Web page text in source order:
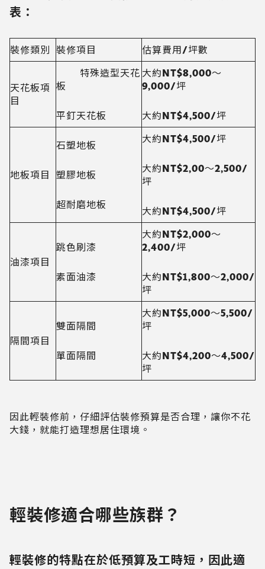
表：
裝修類別 裝修項目 估算費用/坪數
天花板項
目
特殊造型天花
板
平釘天花板
大約NT$8,000～
9,000/坪
大約NT$4,500/坪
地板項目
石塑地板
塑膠地板
超耐磨地板
大約NT$4,500/坪
大約NT$2,00～2,500/
坪
大約NT$4,500/坪
油漆項目
跳色刷漆
素面油漆
大約NT$2,000～
2,400/坪
大約NT$1,800～2,000/
坪
隔間項目
雙面隔間
單面隔間
大約NT$5,000～5,500/
坪
大約NT$4,200～4,500/
坪
因此輕裝修前，仔細評估裝修預算是否合理，讓你不花
大錢，就能打造理想居住環境。
輕裝修適合哪些族群？
輕裝修的特點在於低預算及工時短，因此適